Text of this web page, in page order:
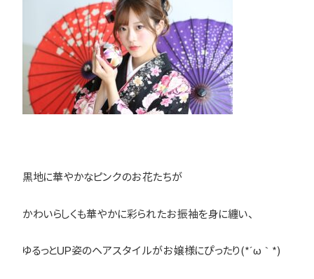
黒地に華やかなピンクのお花たちが
かわいらしくも華やかに彩られたお振袖を身に纏い、
ゆるっとＵＰ姿のヘアスタイルがお嬢様にぴったり(*´ω｀*)